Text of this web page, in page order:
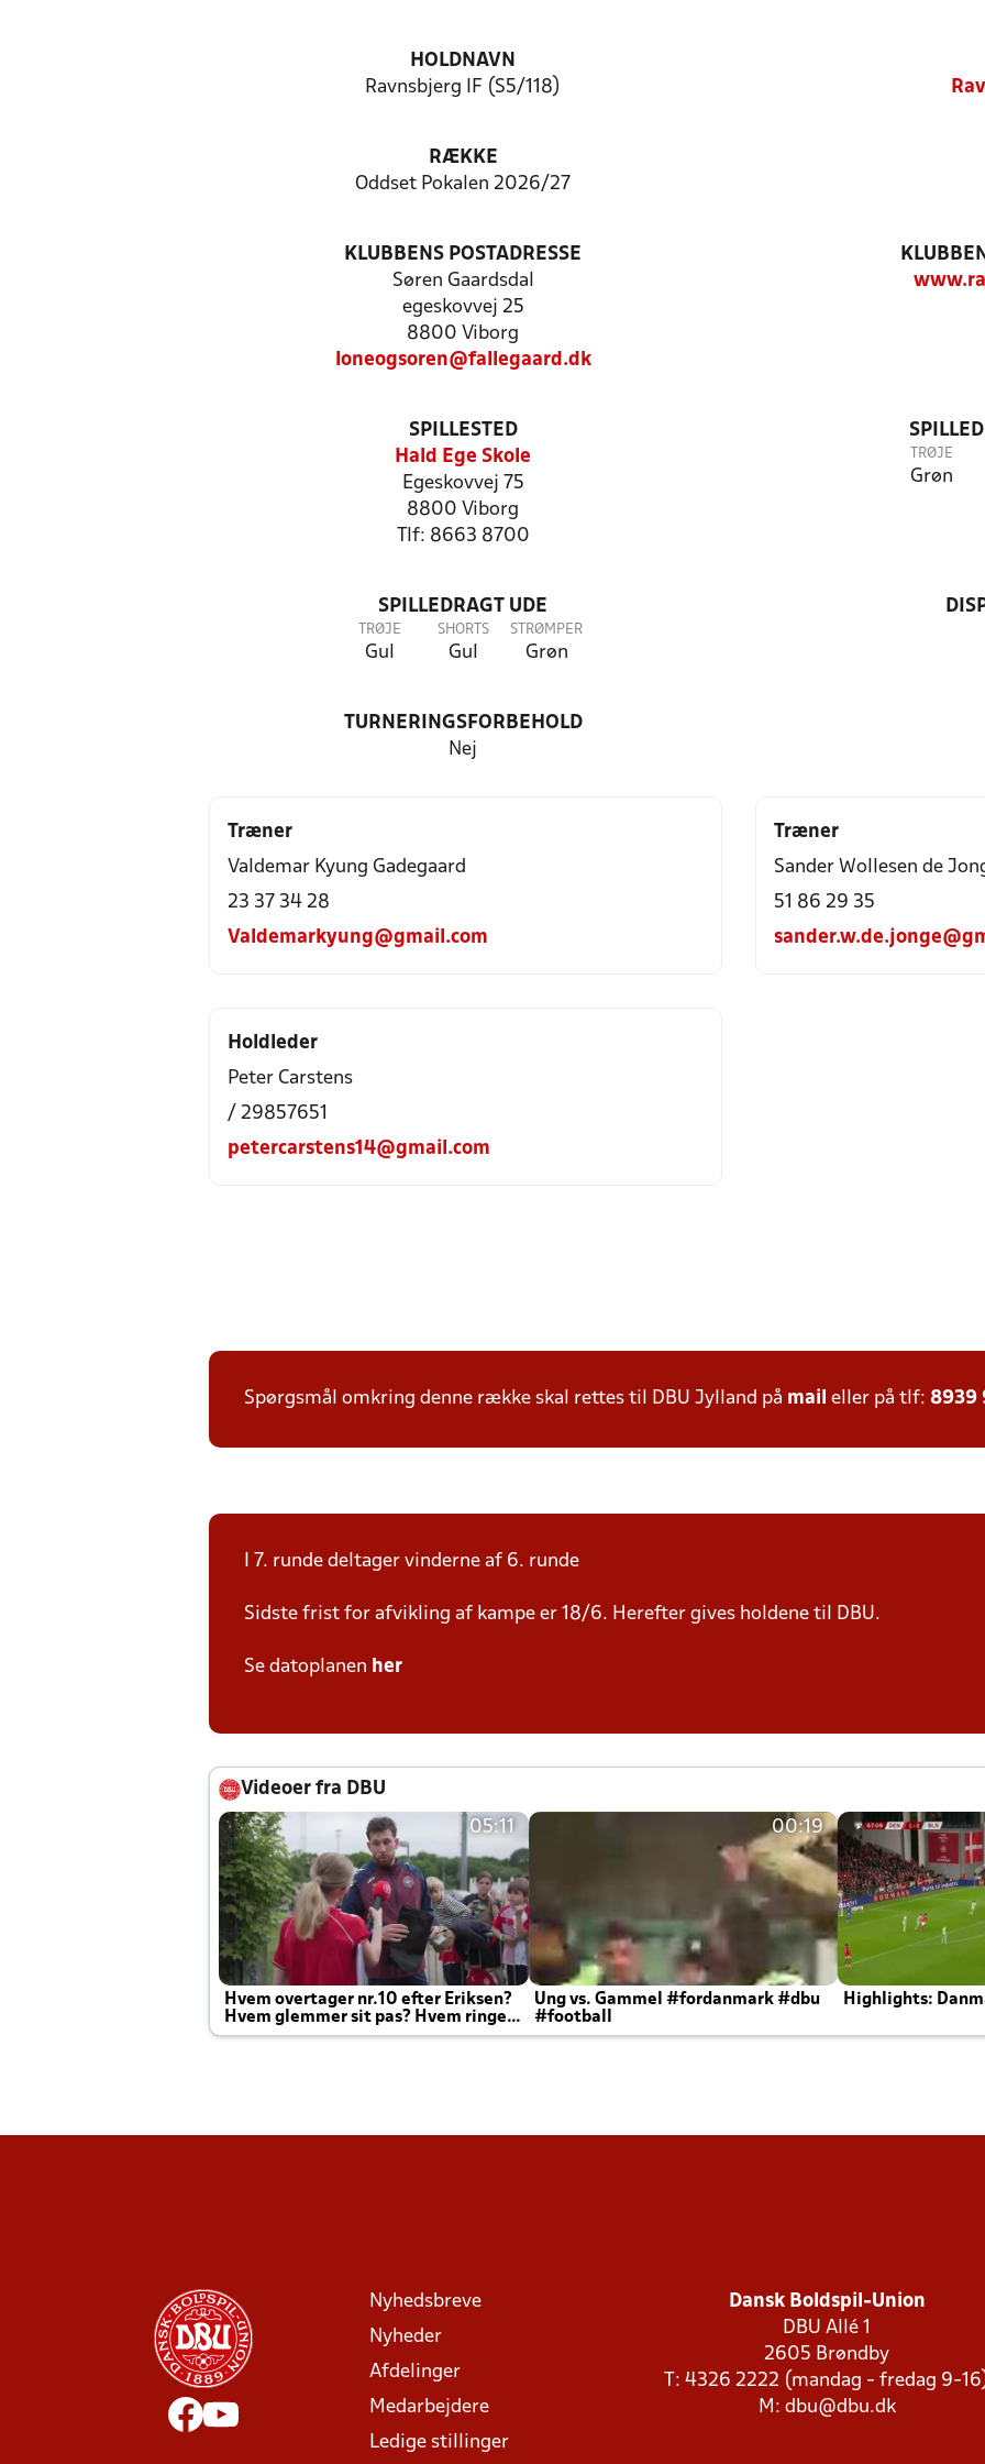
HOLDNAVN
Ravnsbjerg IF (S5/118)
RÆKKE
Oddset Pokalen 2026/27
KLUBBENS POSTADRESSE
Søren Gaardsdal
egeskovvej 25
8800 Viborg
loneogsoren@fallegaard.dk
SPILLESTED
Hald Ege Skole
Egeskovvej 75
8800 Viborg
Tlf: 8663 8700
TRØJE
Grøn
SPILLEDRAGT UDE
TRØJE
Gul
SHORTS
Gul
STRØMPER
Grøn
TURNERINGSFORBEHOLD
Nej
Træner
Valdemar Kyung Gadegaard
23 37 34 28
Valdemarkyung@gmail.com
Træner
Sander Wollesen de
51 86 29 35
Holdleder
Peter Carstens
/ 29857651
petercarstens14@gmail.com
Spørgsmål omkring denne række skal rettes til DBU Jylland på mail eller på tlf: 8939
I 7. runde deltager vinderne af 6. runde
Sidste frist for afvikling af kampe er 18/6. Herefter gives holdene til DBU.
Se datoplanen her
Videoer fra DBU
05:11
Hvem overtager nr.10 efter Eriksen?
Hvem glemmer sit pas? Hvem ringer
Joachim altid til efter kampe?
00:19
Ung vs. Gammel #fordanmark #dbu
#football
Highlights:
Nyhedsbreve
Nyheder
Afdelinger
Medarbejdere
Ledige stillinger
Dansk Boldspil-Union
DBU Allé 1
2605 Brøndby
T: 4326 2222 (mandag - fredag 9-
M: dbu@dbu.dk